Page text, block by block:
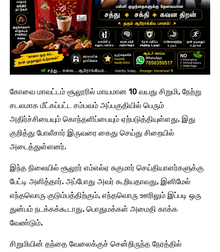
கோவை மாவட்டம் சூலூரில் மாயமான 10 வயது சிறுமி, நேற்று
சடலமாக மீட்கப்பட்ட சம்பவம் அப்பகுதியில் பெரும்
அதிர்ச்சியையும் கொந்தளிப்பையும் ஏற்படுத்தியுள்ளது. இது
குறித்து போலீசார் இருவரை கைது செய்து சிறையில்
அடைத்துள்ளனர்.
இந்த நிலையில் சூலூர் எம்எல்ஏ சுகுமார் செய்தியாளர்களுக்கு
பேட்டி அளித்தார். அப்போது அவர் கூறியதாவது, இனிமேல்
எந்தவொரு குடும்பத்திற்கும், எந்தவொரு ஊரிலும் இப்படி ஒரு
துன்பம் நடக்கக்கூடாது. பொதுமக்கள் அமைதி காக்க
வேண்டும்.
சிறுமியின் தந்தை வேலைக்குச் சென்றிருந்த நேரத்தில்